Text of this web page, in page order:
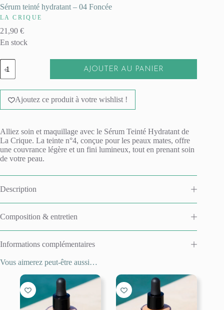
Sérum teinté hydratant – 04 Foncée
LA CRIQUE
21,90 €
En stock
quantité
de
Sérum
teinté
hydratant
AJOUTER AU PANIER
l
e
n
a
t
i
e
Ajoutez ce produit à votre wishlist !
Alliez soin et maquillage avec le Sérum Teinté Hydratant de
La Crique. La teinte n°4, conçue pour les peaux mates, offre
une couvrance légère et un fini lumineux, tout en prenant soin
de votre peau.
Description
Composition & entretien
Informations complémentaires
Vous aimerez peut-être aussi…